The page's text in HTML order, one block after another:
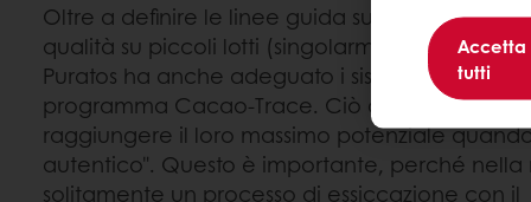
Oltre a definire le linee guida sulla
qualità su piccoli lotti (singolarmente,
Puratos ha anche adeguato i sistemi di
programma Cacao-Trace. Ciò consente ai
raggiungere il loro massimo potenziale
autentico". Questo è importante, perché nella
solitamente un processo di essiccazione con
Accetta
tutti